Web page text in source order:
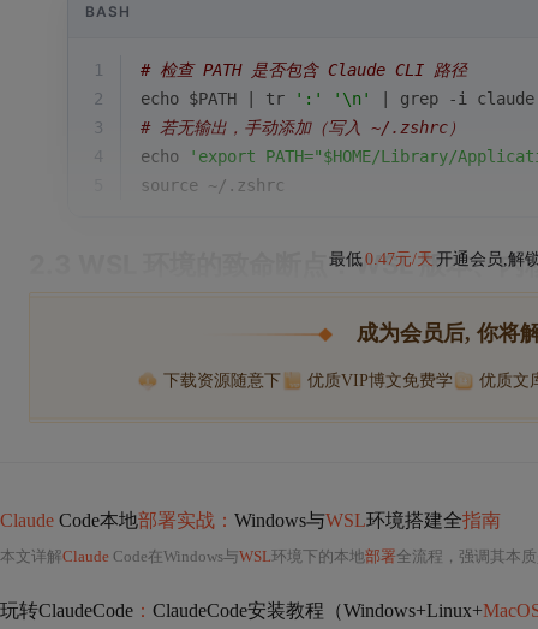
BASH
1
# 检查 PATH 是否包含 Claude CLI 路径
2
echo $PATH | tr ':' '\n'
| grep -i claude
3
# 若无输出，手动添加（写入 ~/.zshrc）
4
echo
'export PATH="$HOME/Library/
source ~/.zshrc
2.3 WSL 环境的致命断点：WSL 版本、
最低0.47元/天 开通会员,解
成为会员后, 你将
下载资源随意下 优质VIP博文免费学 优质文
Claude Code本地部署实战： Windows与WSL环境搭建全指南
本文详解Claude Code在Windows与WSL环境下的本地部署全流程，强调其本质
玩转ClaudeCode ： ClaudeCode安装教程（Windows+Linux+